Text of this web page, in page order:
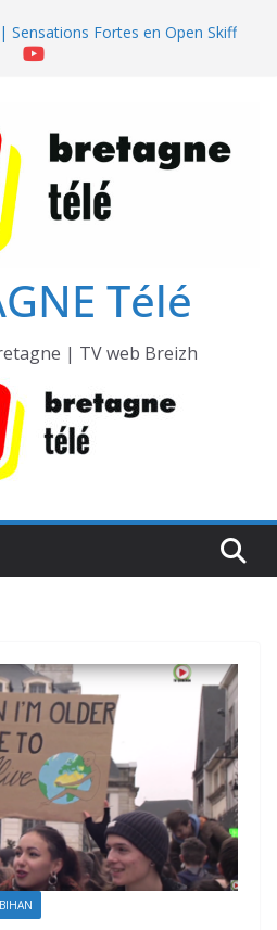
Le Sémaphore ouvert au Public
Sensations Fortes en Open Skiff
Dimanche le Jour du Zodiac
Télé
| TV web Breizh